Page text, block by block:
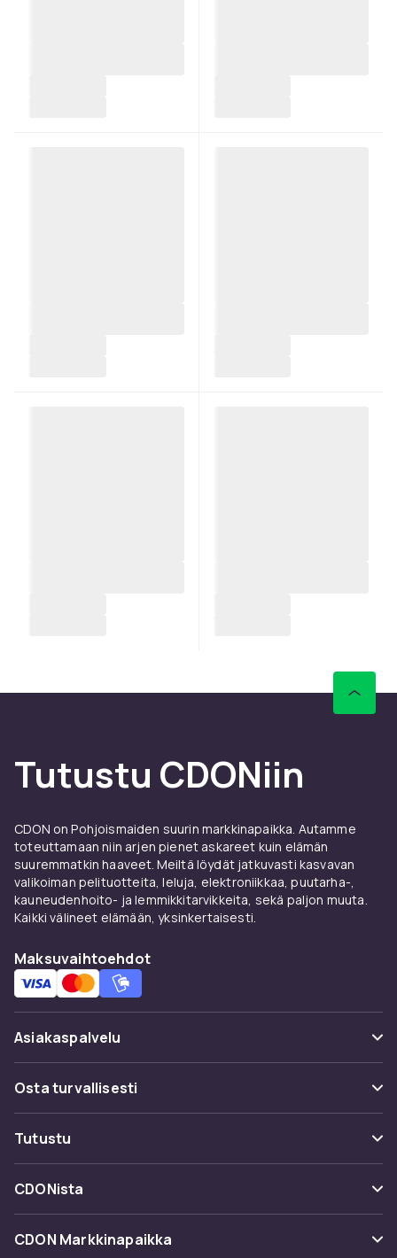
Tutustu CDONiin
CDON on Pohjoismaiden suurin markkinapaikka. Autamme
toteuttamaan niin arjen pienet askareet kuin elämän
suuremmatkin haaveet. Meiltä löydät jatkuvasti kasvavan
valikoiman pelituotteita, leluja, elektroniikkaa, puutarha-,
kauneudenhoito- ja lemmikkitarvikkeita, sekä paljon muuta.
Kaikki välineet elämään, yksinkertaisesti.
Maksuvaihtoehdot
Asiakaspalvelu
Usein kysyttyä (UKK)
Seuraa pakettia
Ota yhteyttä
Osta turvallisesti
Maksuvaihtoehdot
Toimitus
Takaisinvedot
Tutustu
Kategoriat
Tuotemerkit
CDONista
Tietoa meistä
CDON Markkinapaikka